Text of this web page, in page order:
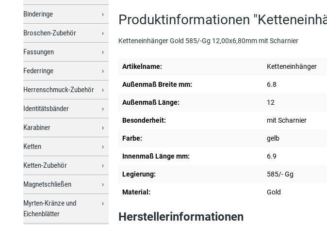
Binderinge
Broschen-Zubehör
Fassungen
Federringe
Herrenschmuck-Zubehör
Identitätsbänder
Karabiner
Ketten
Ketten-Zubehör
Magnetschließen
Myrten-Kränze und
Eichenblätter
Produktinformationen
Ketteneinhänger Gold 585/-Gg 12,00x6,80mm mit Scharnier
Artikelname: Ketteneinhänger
Außenmaß Breite mm: 6.8
Außenmaß Länge: 12
Besonderheit: mit Scharnier
Farbe: gelb
Innenmaß Länge mm: 6.9
Legierung: 585/- Gg
Material: Gold
Herstellerinformationen